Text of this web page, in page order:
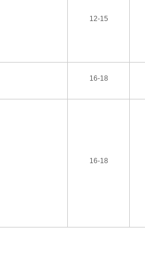
12-15
16-18
16-18